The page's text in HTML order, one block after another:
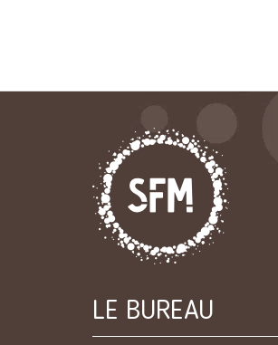
LE BUREAU